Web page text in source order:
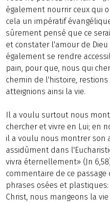
également nourrir ceux qui
cela un impératif
sûrement pensé que ce
et constater l'amour de Dieu
également se rendre
pain, pour que, nous qui
chemin de l'histoire,
atteignions ainsi la vie.
Il a voulu surtout nous
chercher et vivre en Lui; en
il a voulu nous montrer son
assidûment dans
vivra éternellement» (Jn
commentaire de ce passage
phrases osées et
Christ, nous mangeons la